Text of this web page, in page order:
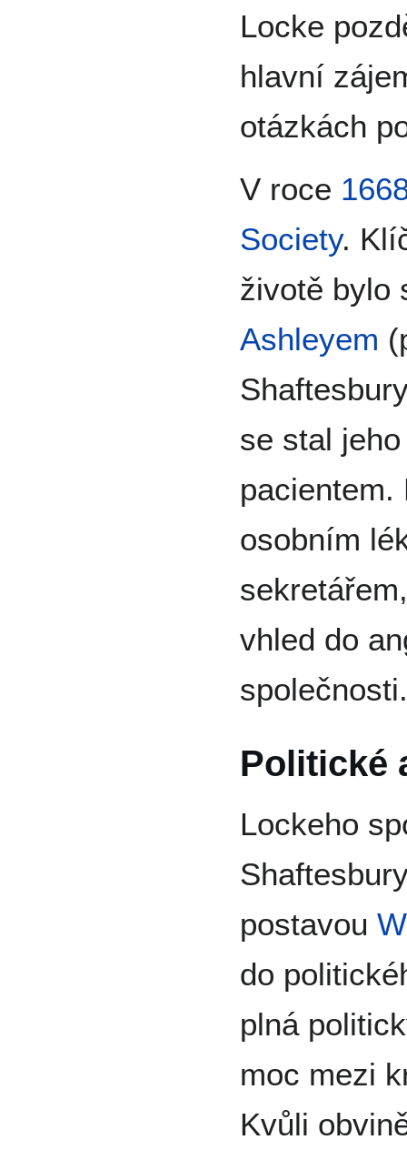
Locke
hlavní
otázkách
V roce
Society.
životě bylo
Ashleyem
se stal
pacientem.
osobním
vhled do
společnosti.
Politické
Lockeho
postavou
do
plná
moc mezi
Kvůli